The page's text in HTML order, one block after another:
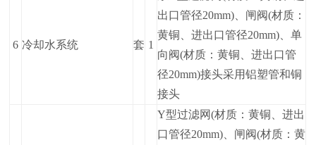
6 冷却水系统 套 1
出口管径20mm)、闸阀(材质：
黄铜、进出口管径20mm)、单
向阀(材质：黄铜、进出口管
径20mm)接头采用铝塑管和铜
接头
Y型过滤网(材质：黄铜、进出
口管径20mm)、闸阀(材质：黄